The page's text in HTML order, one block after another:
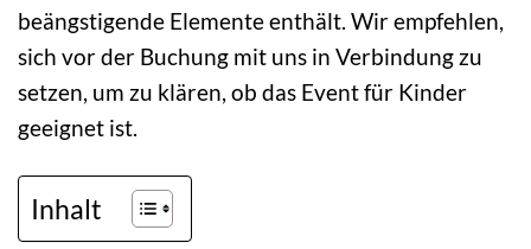
beängstigende Elemente enthält. Wir empfehlen,
sich vor der Buchung mit uns in Verbindung zu
setzen, um zu klären, ob das Event für Kinder
geeignet ist.
Inhalt